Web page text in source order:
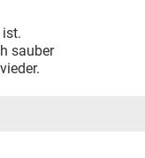
sauber